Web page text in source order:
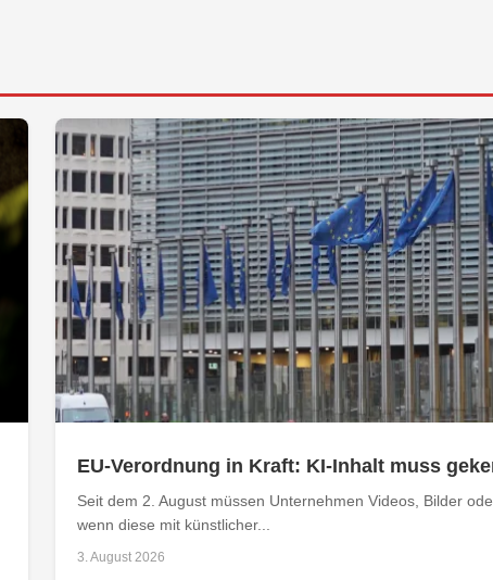
EU-Verordnung in Kraft: KI-Inhalt muss
Seit dem 2. August müssen Unternehmen Videos, Bilder
wenn diese mit künstlicher...
3. August 2026